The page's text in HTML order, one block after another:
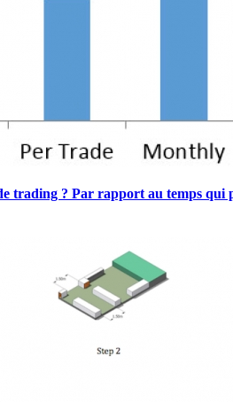
trading ? Par rapport au temps qui